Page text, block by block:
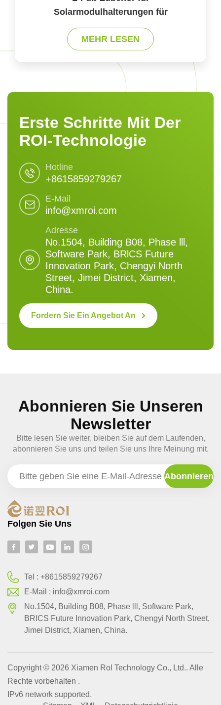
Solarmodulhalterungen für
verschiedene Dachtypen
MEHR LESEN
Erste Schritte Mit Der
ROI-Technologie
Hotline
+8615859279267
E-Mail
info@xmroi.com
Adresse
No.1504, Building B08, Phase lll,
Software Park, BRlCS Future
Innovation Park, Chengyi North
Street, Jimei District, Xiamen,
China.
Fordern Sie Ein Angebot An
Abonnieren Sie Unseren
Newsletter
Bitte lesen Sie weiter, bleiben Sie auf dem Laufenden,
abonnieren Sie uns und teilen Sie uns Ihre Meinung mit.
Folgen Sie Uns
Tel :+8615859279267
E-Mail : info@xmroi.com
No.1504, Building B08, Phase lll, Software Park,
BRlCS Future Innovation Park, Chengyi North Street,
Jimei District, Xiamen, China.
Copyright © 2026 Xiamen Rol Technology Co., Ltd.. Alle
Rechte vorbehalten .
IPv6 network supported.